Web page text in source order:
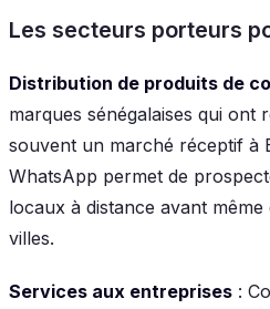
Les secteurs porteurs
Distribution de produits de
marques sénégalaises qui ont
souvent un marché réceptif à
WhatsApp permet de
locaux à distance avant
villes.
Services aux entreprises :